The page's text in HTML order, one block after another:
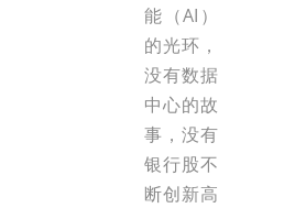
能（AI）
的光环，
没有数据
中心的故
事，没有
银行股不
断创新高